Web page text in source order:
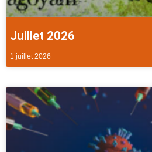
Juillet 2026
1 juillet 2026